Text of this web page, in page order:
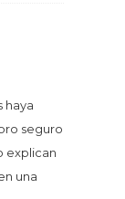
haya
seguro
explican
una